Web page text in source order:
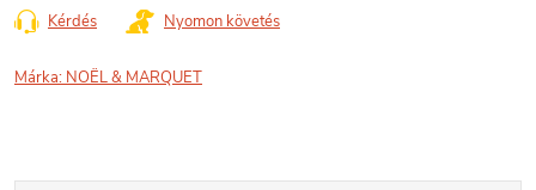
Kérdés Nyomon követés
Márka: NOËL & MARQUET